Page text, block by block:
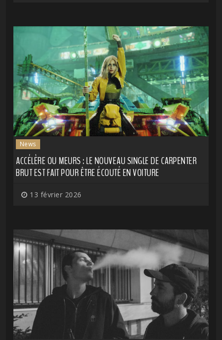
News
ACCÉLÈRE OU MEURS : LE NOUVEAU SINGLE DE CARPENTER
BRUT EST FAIT POUR ÊTRE ÉCOUTÉ EN VOITURE
13 février 2026